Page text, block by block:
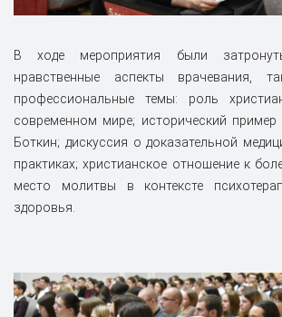
В ходе мероприятия были
нравственные аспекты врачевания,
профессиональные темы: роль
современном мире; исторический пример
Боткин; дискуссия о доказательной
практиках; христианское отношение к
место молитвы в контексте
здоровья.